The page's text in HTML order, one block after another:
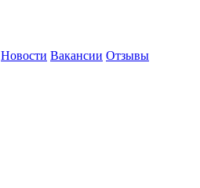
Новости Вакансии Отзывы